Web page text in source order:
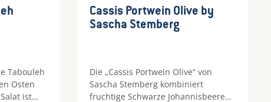
von 5 von 5 Sternen
Tabouleh
Osten
ist
Cassis Portwein Olive by
Sascha Stemberg
Die „Cassis Portwein Olive“ von
Sascha Stemberg kombiniert
fruchtige Schwarze Johannisbeeren